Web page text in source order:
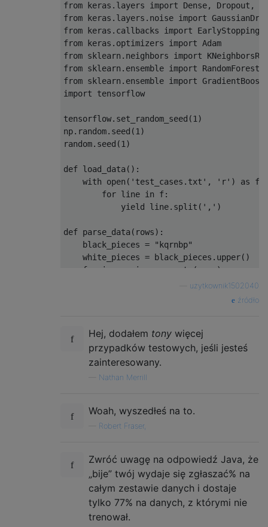
else:
    validation_data=(x_test, y_test)
batch_size = 128
history = model.fit(x_train, y_train,
y_pred =
print("accuracy: ", np.sum(y_class ==
score = np.sum((y_pred - (1 - y_test))
from keras.layers import Dense, Dropout,
from keras.layers.noise import
from keras.callbacks import EarlyStopping
from keras.optimizers import Adam
from sklearn.neighbors import
from sklearn.ensemble import
from sklearn.ensemble import
import tensorflow
tensorflow.set_random_seed(1)
np.random.seed(1)
random.seed(1)
def load_data():
    with open('test_cases.txt', 'r') as f:
        for line in f:
            yield line.split(',')
def parse_data(rows):
    black_pieces = "kqrnbp"
    white_pieces = black_pieces.upper()
    for i, row in enumerate(rows):
counts =
white_counts =
black_counts =
yield (outcome, white_counts,
        else:
                outcome = 1
            else:
data = list(parse_data(load_data()))
random.shuffle(data)
data = list(zip(*data))
y = np.array(data[0])
x = list(zip(*data[1:]))
conv_x = []
użytkownik1502040
źródło
Hej, dodałem tony więcej
przypadków testowych, jeśli jesteś
zainteresowany.
Nathan Merrill
Woah, wyszedłeś na to.
Robert Fraser,
Zwróć uwagę na odpowiedź Java, że
​​„bije” twój wydaje się zgłaszać% na
całym zestawie danych i dostaje
tylko 77% na danych, z którymi nie
trenował.